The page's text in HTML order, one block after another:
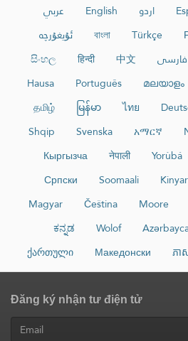
عربي English اردو
ئۇيغۇرچە
বাংলা Türkçe
සිංහල
हिन्दी 中文 فارسی
Hausa
Português മലയാളം
தமிழ்
မြန်မာ ไทย
Shqip
Svenska አማርኛ
Кыргызча
नेपाली Yorùbá
Српски
Soomaali
Magyar
Čeština Moore
ಕನ್ನಡ
Wolof
ქართული
Македонски ភា
Đăng ký nhận tư điện tử